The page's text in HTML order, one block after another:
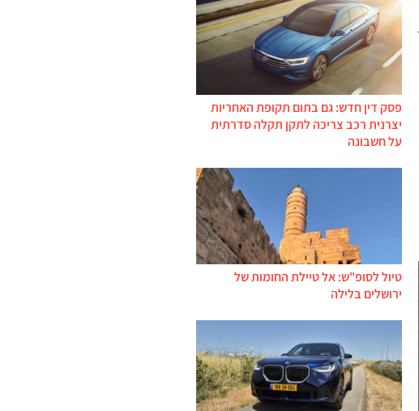
פסק דין חדש: גם בתום תקופת האחריות
יצרנית רכב צריכה לתקן תקלה סדרתית
על חשבונה
טיול לסופ"ש: אל טיילת החומות של
ירושלים בלילה